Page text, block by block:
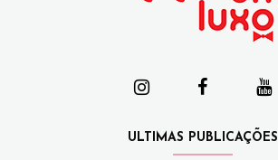
ULTIMAS PUBLICAÇÕES